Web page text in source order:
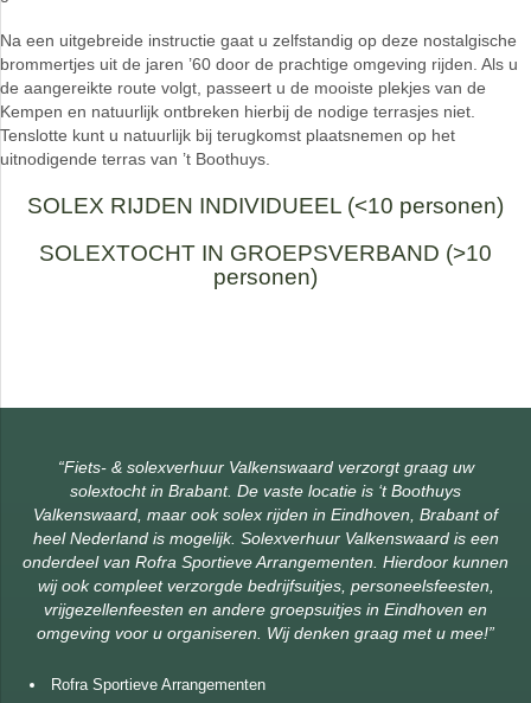
Na een uitgebreide instructie gaat u zelfstandig op deze nostalgische
brommertjes uit de jaren ’60 door de prachtige omgeving rijden. Als u
de aangereikte route volgt, passeert u de mooiste plekjes van de
Kempen en natuurlijk ontbreken hierbij de nodige terrasjes niet.
Tenslotte kunt u natuurlijk bij terugkomst plaatsnemen op het
uitnodigende terras van ’t Boothuys.
SOLEX RIJDEN INDIVIDUEEL (<10 personen)
SOLEXTOCHT IN GROEPSVERBAND (>10
personen)
“Fiets- & solexverhuur Valkenswaard verzorgt graag uw
solextocht in Brabant. De vaste locatie is ‘t Boothuys
Valkenswaard , maar ook solex rijden in Eindhoven, Brabant of
heel Nederland is mogelijk. Solexverhuur Valkenswaard is een
onderdeel van Rofra Sportieve Arrangementen . Hierdoor kunnen
wij ook compleet verzorgde bedrijfsuitjes, personeelsfeesten,
vrijgezellenfeesten en andere groepsuitjes in Eindhoven en
omgeving voor u organiseren. Wij denken graag met u mee!”
Rofra Sportieve Arrangementen